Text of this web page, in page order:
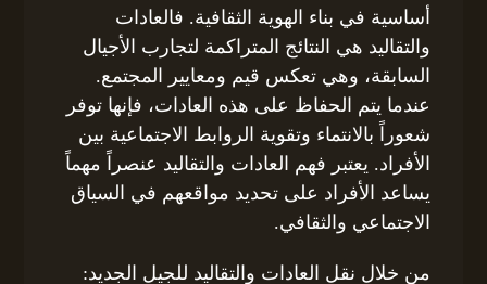
أساسية في بناء الهوية الثقافية. فالعادات
والتقاليد هي النتائج المتراكمة لتجارب الأجيال
السابقة، وهي تعكس قيم ومعايير المجتمع.
عندما يتم الحفاظ على هذه العادات، فإنها توفر
شعوراً بالانتماء وتقوية الروابط الاجتماعية بين
الأفراد. يعتبر فهم العادات والتقاليد عنصراً مهماً
يساعد الأفراد على تحديد مواقعهم في السياق
الاجتماعي والثقافي.
من خلال نقل العادات والتقاليد للجيل الجديد: